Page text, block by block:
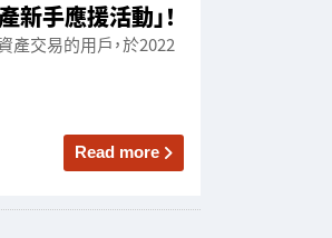
手應援活動」！
交易的用戶，於2022
Read more